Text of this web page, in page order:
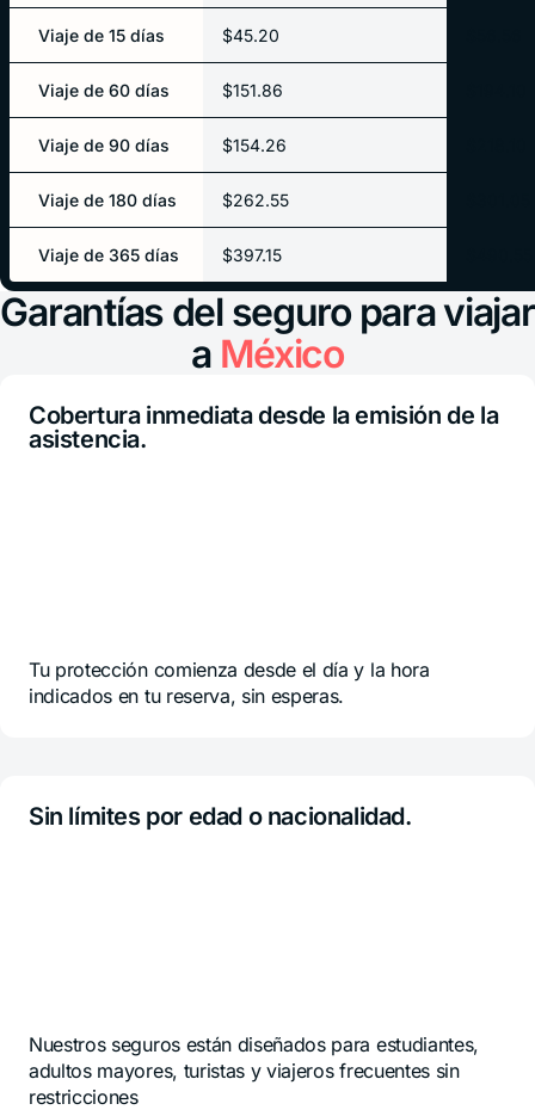
Viaje de 15 días $45.20
Viaje de 60 días $151.86
Viaje de 90 días $154.26
Viaje de 180 días $262.55
Viaje de 365 días $397.15
Garantías del seguro para viajar
a México
Cobertura inmediata desde la emisión de la
asistencia.
Tu protección comienza desde el día y la hora
indicados en tu reserva, sin esperas.
Sin límites por edad o nacionalidad.
Nuestros seguros están diseñados para estudiantes,
adultos mayores, turistas y viajeros frecuentes sin
restricciones